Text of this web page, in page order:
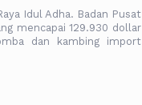
Idul Adha. Badan Pusat
mencapai 129.930 dollar
dan kambing import